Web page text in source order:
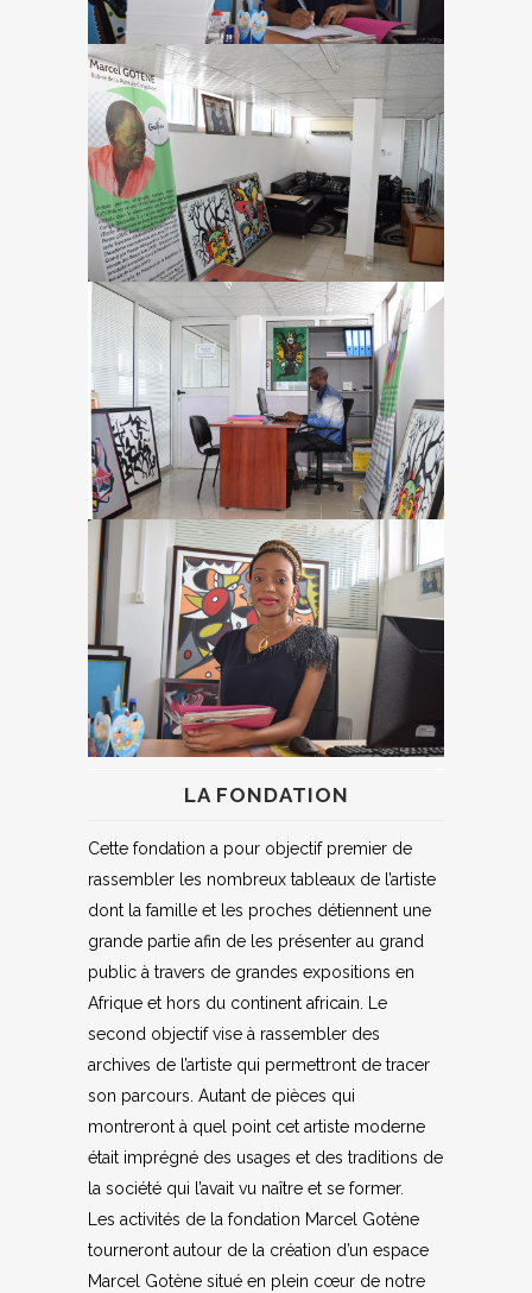
LA FONDATION
Cette fondation a pour objectif premier de
rassembler les nombreux tableaux de l’artiste
dont la famille et les proches détiennent une
grande partie afin de les présenter au grand
public à travers de grandes expositions en
Afrique et hors du continent africain. Le
second objectif vise à rassembler des
archives de l’artiste qui permettront de tracer
son parcours. Autant de pièces qui
montreront à quel point cet artiste moderne
était imprégné des usages et des traditions de
la société qui l’avait vu naître et se former.
Les activités de la fondation Marcel Gotène
tourneront autour de la création d’un espace
Marcel Gotène situé en plein cœur de notre